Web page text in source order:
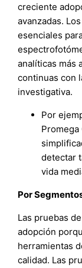
creciente
avanzadas.
esenciales
analíticas más
continuas con
investigativa.
Por
detectar
vida
Por
Las pruebas
adopción
herramientas
calidad. Las